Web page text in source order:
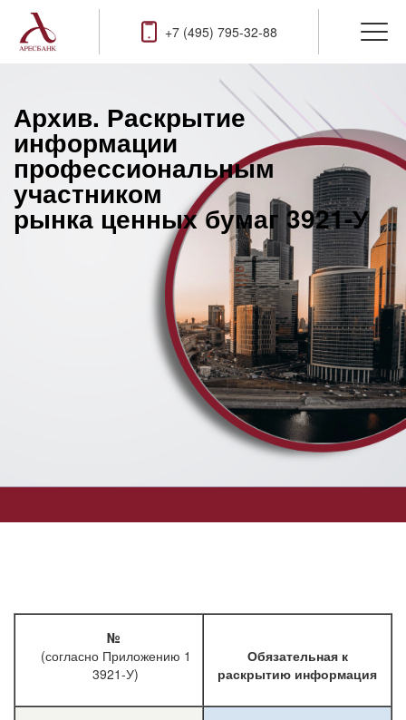
+7 (495) 795-32-88
Архив. Раскрытие
информации
профессиональным
участником
рынка ценных бумаг 3921-У
№
(согласно Приложению 1
3921-У)
Обязательная к
раскрытию информация